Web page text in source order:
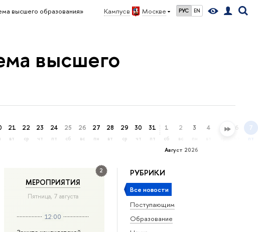
Кампус в Москве РУС EN
высшего образования»
высшего
21
вт
22
ср
23
чт
24
пт
25
сб
26
вс
27
пн
28
вт
29
ср
30
чт
31
пт
Август 2026
1
сб
2
вс
3 4 5 6 7
пт
РУБРИКИ
Все новости
Поступающим
Образование
2
МЕРОПРИЯТИЯ
Пятница, 7 августа
12:00